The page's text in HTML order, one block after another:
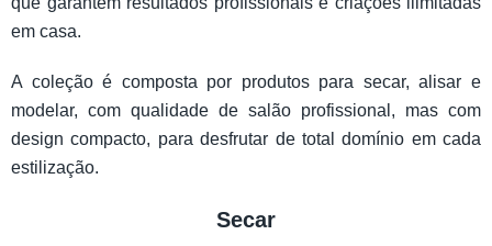
em casa.
A coleção é composta por produtos para secar, alisar e
modelar, com qualidade de salão profissional, mas com
design compacto, para desfrutar de total domínio em cada
estilização.
Secar